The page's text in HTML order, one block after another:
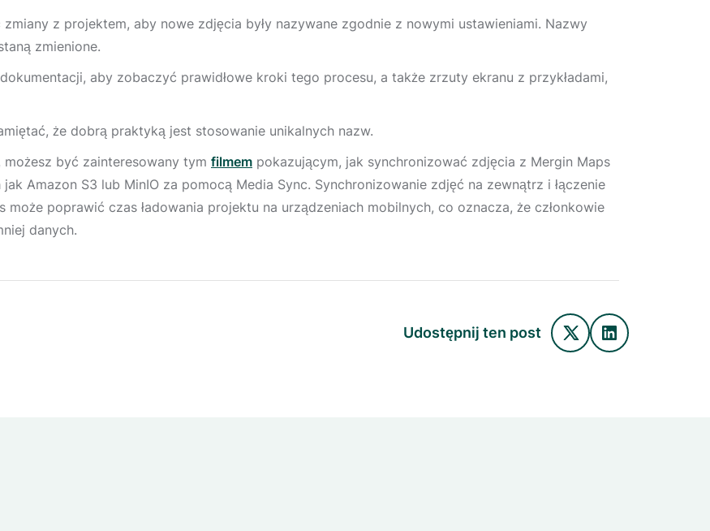
z projektem, aby nowe zdjęcia były nazywane zgodnie z nowymi ustawieniami. Nazwy
zmienione.
aby zobaczyć prawidłowe kroki tego procesu, a także zrzuty ekranu z przykładami,
że dobrą praktyką jest stosowanie unikalnych nazw.
być zainteresowany tym filmem pokazującym, jak synchronizować zdjęcia z Mergin Maps
Amazon S3 lub MinIO za pomocą Media Sync. Synchronizowanie zdjęć na zewnątrz i łączenie
poprawić czas ładowania projektu na urządzeniach mobilnych, co oznacza, że członkowie
danych.
Udostępnij ten post